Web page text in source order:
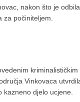
nakon što je
za počiniteljem.
Vinkovaca
kazneno djelo ucjene.